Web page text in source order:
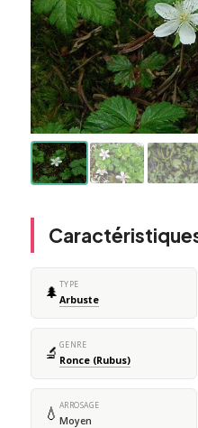
🌲 TYPE
Arbuste
🔬 GENRE
Ronce (Rubus)
💧 ARROSAGE
Moyen